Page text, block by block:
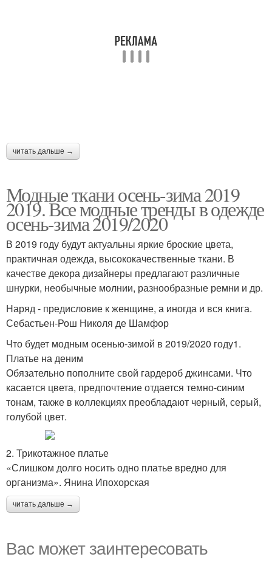
читать дальше →
Модные ткани осень-зима 2019
2019. Все модные тренды в одежде
осень-зима 2019/2020
В 2019 году будут актуальны яркие броские цвета,
практичная одежда, высококачественные ткани. В
качестве декора дизайнеры предлагают различные
шнурки, необычные молнии, разнообразные ремни и др.
Наряд - предисловие к женщине, а иногда и вся книга.
Себастьен-Рош Николя де Шамфор
Что будет модным осенью-зимой в 2019/2020 году1.
Платье на деним
Обязательно пополните свой гардероб джинсами. Что
касается цвета, предпочтение отдается темно-синим
тонам, также в коллекциях преобладают черный, серый,
голубой цвет.
2. Трикотажное платье
«Слишком долго носить одно платье вредно для
организма». Янина Ипохорская
читать дальше →
Вас может заинтересовать